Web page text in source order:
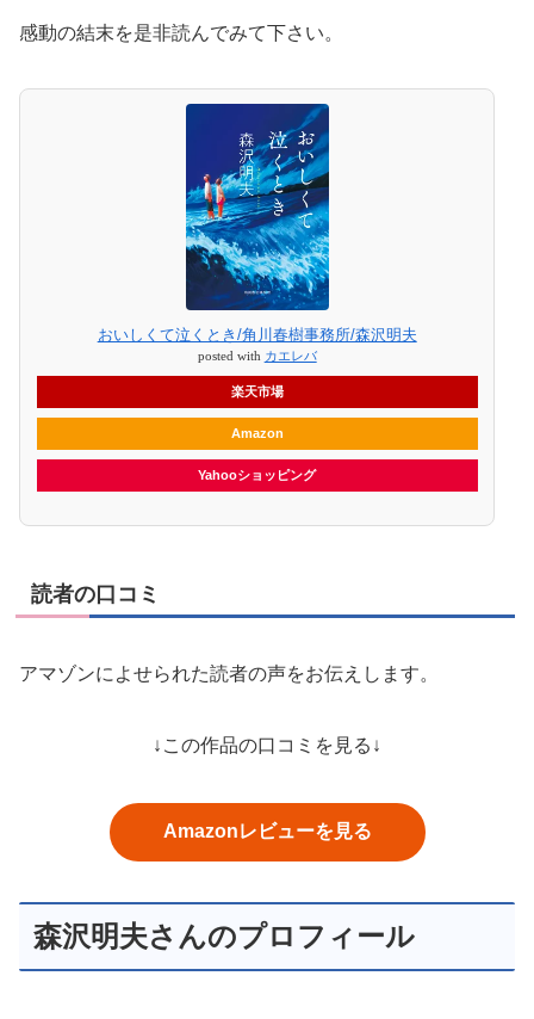
感動の結末を是非読んでみて下さい。
おいしくて泣くとき/角川春樹事務所/森沢明夫
posted with カエレバ
楽天市場
Amazon
Yahooショッピング
読者の口コミ
アマゾンによせられた読者の声をお伝えします。
↓この作品の口コミを見る↓
Amazonレビューを見る
森沢明夫さんのプロフィール